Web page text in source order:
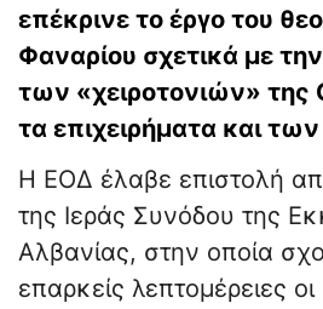
επέκρινε το έργο του
Φαναρίου σχετικά με
των «χειροτονιών» της
τα επιχειρήματα και
Η ΕΟΔ έλαβε επιστολή
της Ιεράς Συνόδου της
Αλβανίας, στην οποία
επαρκείς λεπτομέρειες